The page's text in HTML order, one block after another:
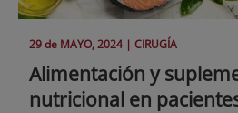
29 de MAYO, 2024 | CIRUGÍA
Alimentación y
nutricional en